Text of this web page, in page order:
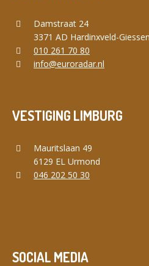
Damstraat 24
3371 AD Hardinxveld-
010 261 70 80
info@euroradar.nl
VESTIGING LIMBURG
Mauritslaan 49
6129 EL Urmond
046 202 50 30
SOCIAL MEDIA